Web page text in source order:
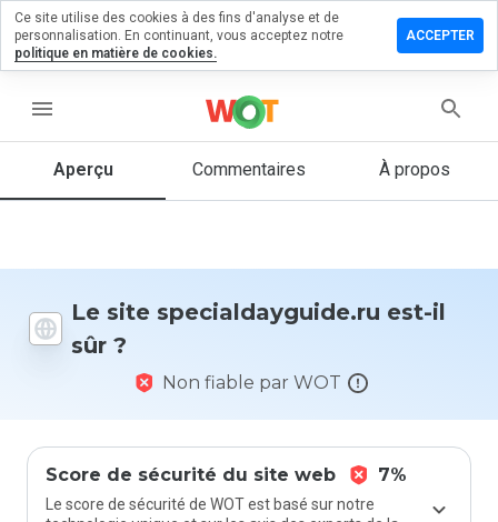
menu
Aperçu Commentaires À propos
Le site specialdayguide.ru est-il
sûr ?
Non fiable par WOT
Score de sécurité du site web 7%
Le score de sécurité de WOT est basé sur notre
un
sur
Quelle
donneriez-
Ce site utilise des cookies à des fins d'analyse et de
personnalisation. En continuant, vous acceptez notre
politique en matière de cookies.
ACCEPTER